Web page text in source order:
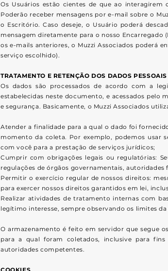
Os Usuários estão cientes de que ao interagirem
Poderão receber mensagens por e-mail sobre o
o Escritório. Caso deseje, o Usuário poderá
mensagem diretamente para o nosso Encarregado
os e-mails anteriores, o Muzzi Associados poderá
serviço escolhido).
TRATAMENTO E RETENÇÃO DOS DADOS PESSOAIS
Os dados são processados de acordo com a
estabelecidas neste documento, e acessados pelo
e segurança. Basicamente, o Muzzi Associados
Atender a finalidade para a qual o dado foi
momento da coleta. Por exemplo, podemos usar
com você para a prestação de serviços jurídicos;
Cumprir com obrigações legais ou regulatórias:
regulações de órgãos governamentais,
Permitir o exercício regular de nossos direitos:
para exercer nossos direitos garantidos em lei,
Realizar atividades de tratamento internas com
legítimo interesse, sempre observando os limites
O armazenamento é feito em servidor que segue
para a qual foram coletados, inclusive para
autoridades competentes.